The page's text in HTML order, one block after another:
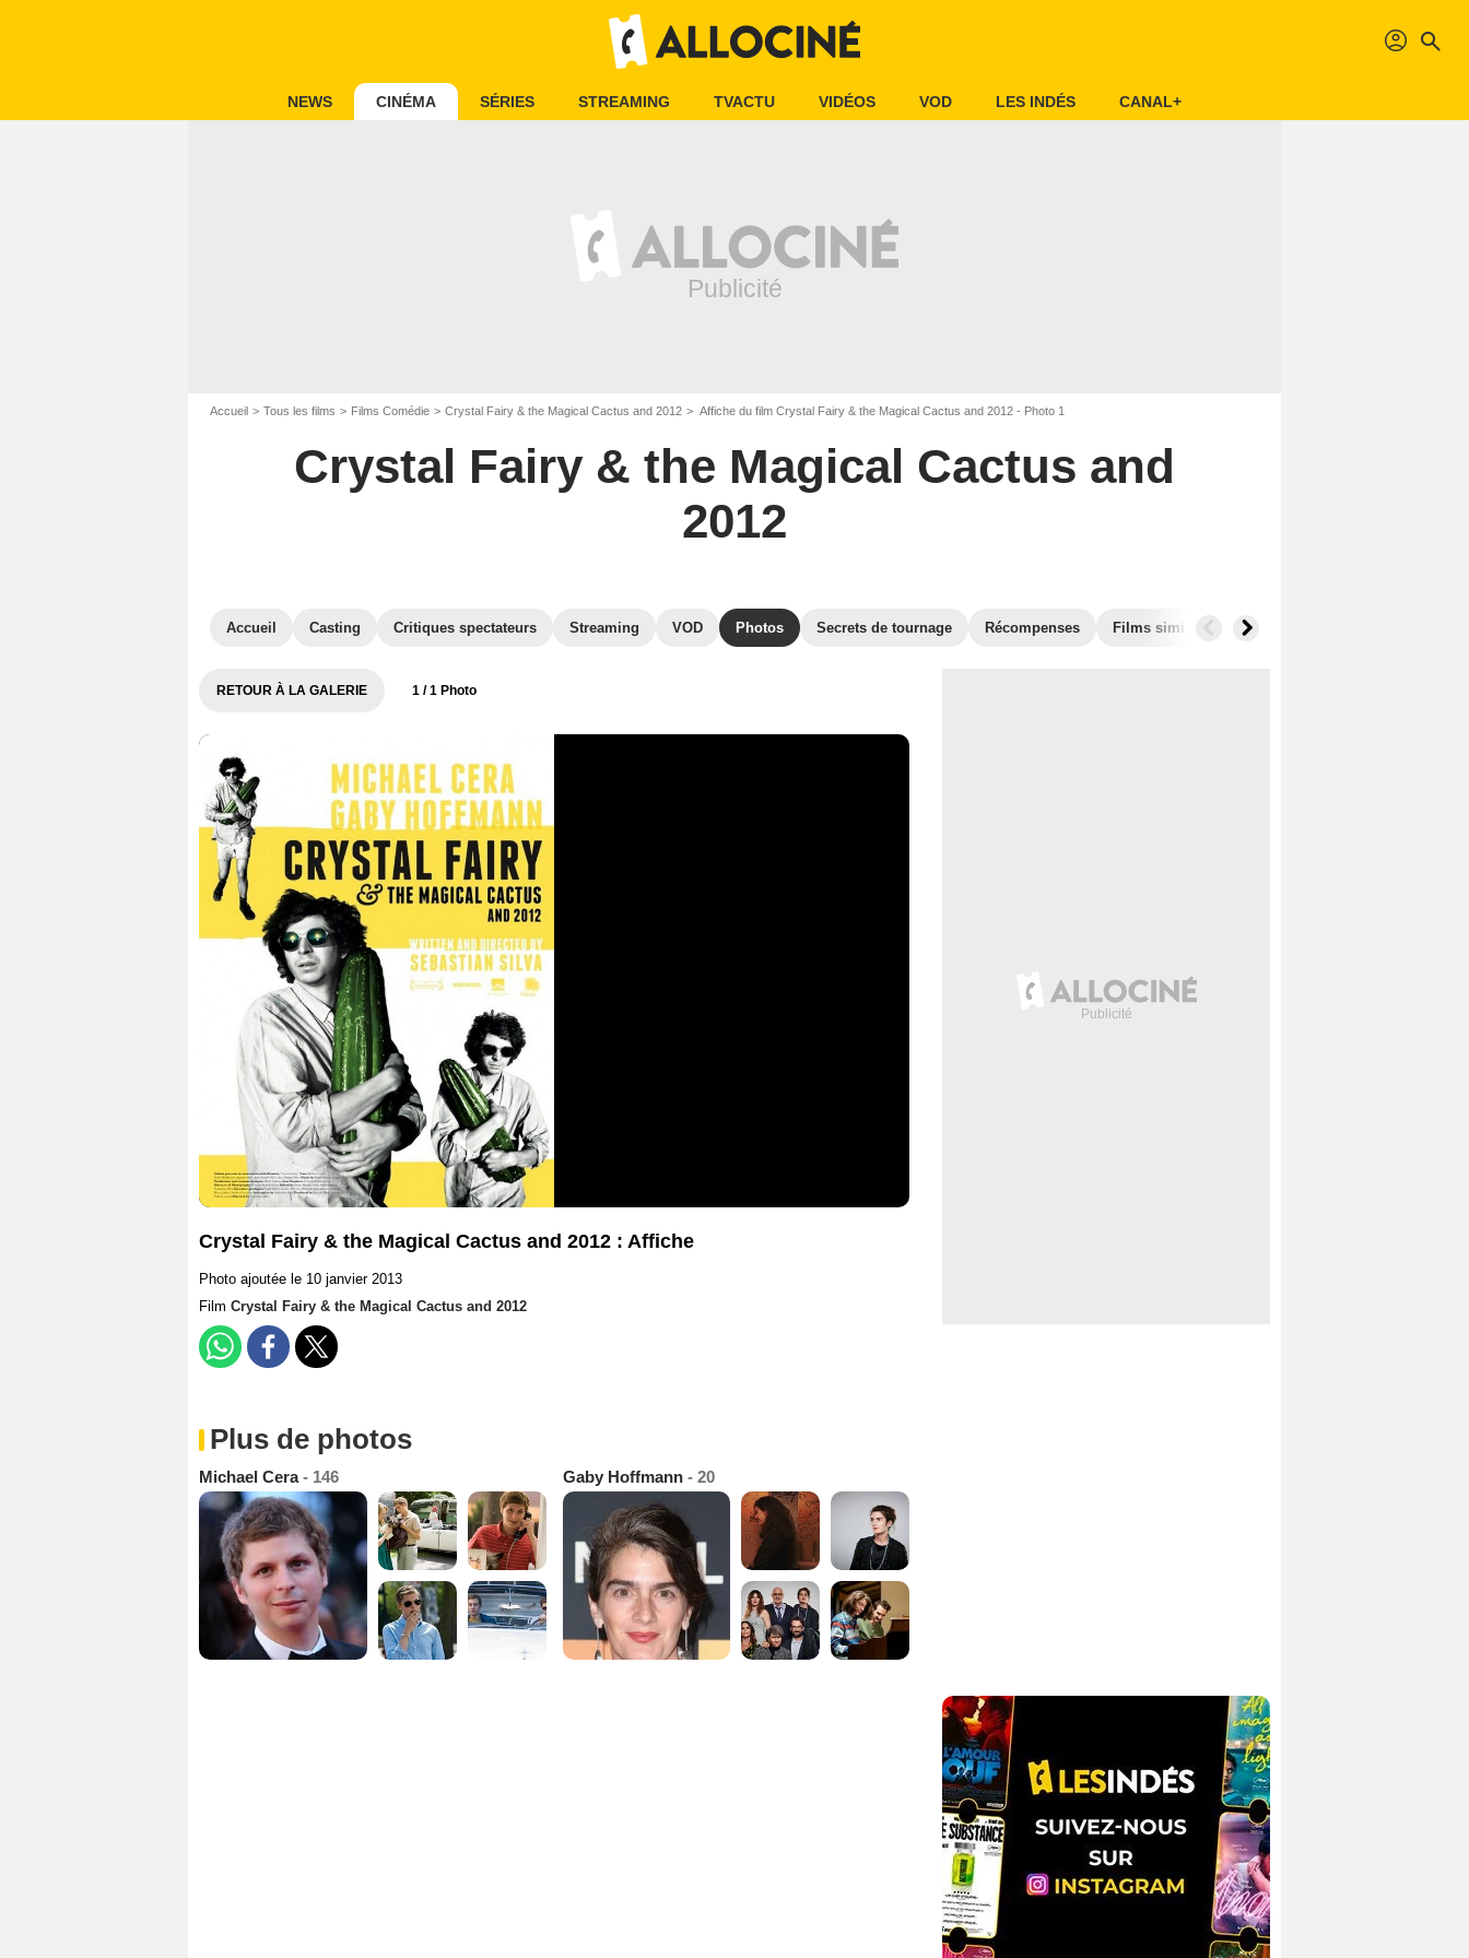
profil search
NEWS CINÉMA SÉRIES STREAMING TVACTU VIDÉOS VOD LES INDÉS CANAL+
Accueil Tous les films Films Comédie Crystal Fairy & the Magical Cactus and 2012 Affiche du film Crystal Fairy & the Magical Cactus and 2012 - Photo 1
Crystal Fairy & the Magical Cactus and
2012
Accueil Casting Critiques spectateurs Streaming VOD Photos Secrets de tournage Récompenses Films similaires
RETOUR À LA GALERIE 1 / 1 Photo
Crystal Fairy & the Magical Cactus and 2012 : Affiche
Photo ajoutée le 10 janvier 2013
Film Crystal Fairy & the Magical Cactus and 2012
Plus de photos
Michael Cera- 146 Gaby Hoffmann - 20